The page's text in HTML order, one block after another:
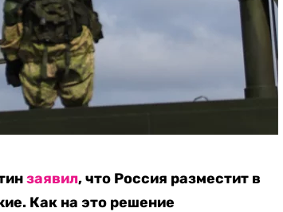
заявил, что Россия разместит в
Как на это решение